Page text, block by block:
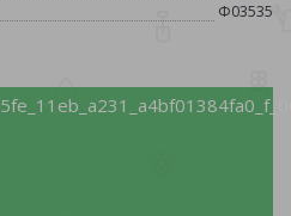
Ф03535